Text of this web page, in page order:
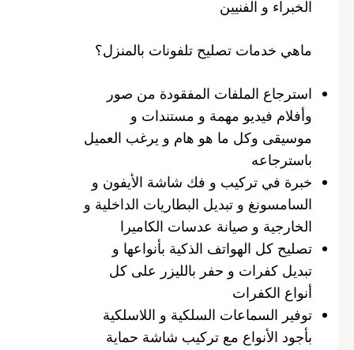
الخبراء و الفنيين
ماهي خدمات تصليح تلفونات بالمنزل؟
استرجاع الملفات المفقودة من صور
وأفلام فيديو مهمة و مستندات و
موسيقى وكل ما هو هام و يرغب العميل
باسترجاعه
خبرة في تركيب و فك شاشة الأيفون و
السامسونغ و تبديل البطاريات الداخلية و
الخارجية و صيانة عدسات الكاميرا
تصليح كل الهواتف الذكية بأنواعها و
تبديل كفرات و حفر بالليزر على كل
أنواع الكفرات
توفير السماعات السلكية و اللاسلكية
بأجود الأنواع مع تركيب شاشة حماية